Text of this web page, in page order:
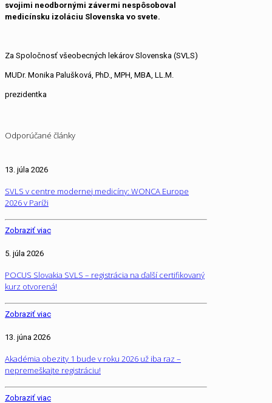
svojimi neodbornými závermi nespôsoboval
medicínsku izoláciu Slovenska vo svete.
Za Spoločnosť všeobecných lekárov Slovenska (SVLS)
MUDr. Monika Palušková, PhD., MPH, MBA, LL.M.
prezidentka
Odporúčané články
13. júla 2026
SVLS v centre modernej medicíny: WONCA Europe
2026 v Paríži
Zobraziť viac
5. júla 2026
POCUS Slovakia SVLS – registrácia na ďalší certifikovaný
kurz otvorená!
Zobraziť viac
13. júna 2026
Akadémia obezity 1 bude v roku 2026 už iba raz –
nepremeškajte registráciu!
Zobraziť viac